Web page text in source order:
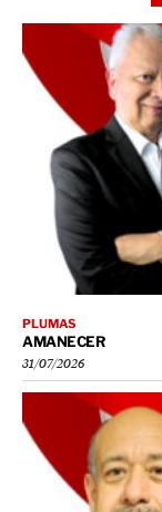
PLUMAS
AMANECER
31/07/2026